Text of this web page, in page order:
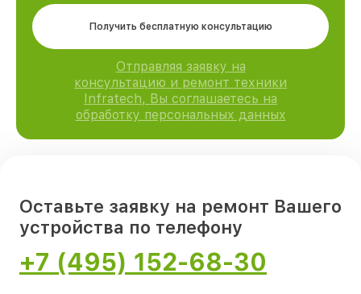
Получить бесплатную консультацию
Отправляя заявку на
консультацию и ремонт техники
Infratech, Вы соглашаетесь на
обработку персональных данных
Оставьте заявку на ремонт Вашего
устройства по телефону
+7 (495) 152-68-30